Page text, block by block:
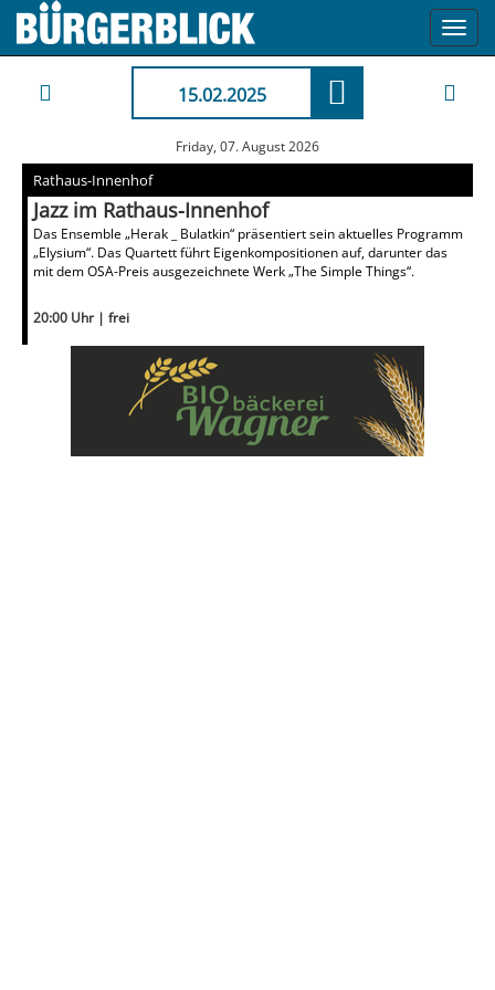
15.02.2025
Friday, 07. August 2026
Rathaus-Innenhof
Jazz im Rathaus-Innenhof
Das Ensemble „Herak _ Bulatkin“ präsentiert sein aktuelles Programm
„Elysium“. Das Quartett führt Eigenkompositionen auf, darunter das
mit dem OSA-Preis ausgezeichnete Werk „The Simple Things“.
20:00 Uhr | frei